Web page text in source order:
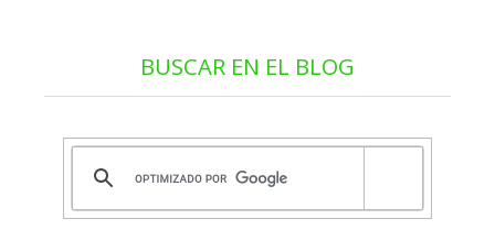
BUSCAR EN EL BLOG